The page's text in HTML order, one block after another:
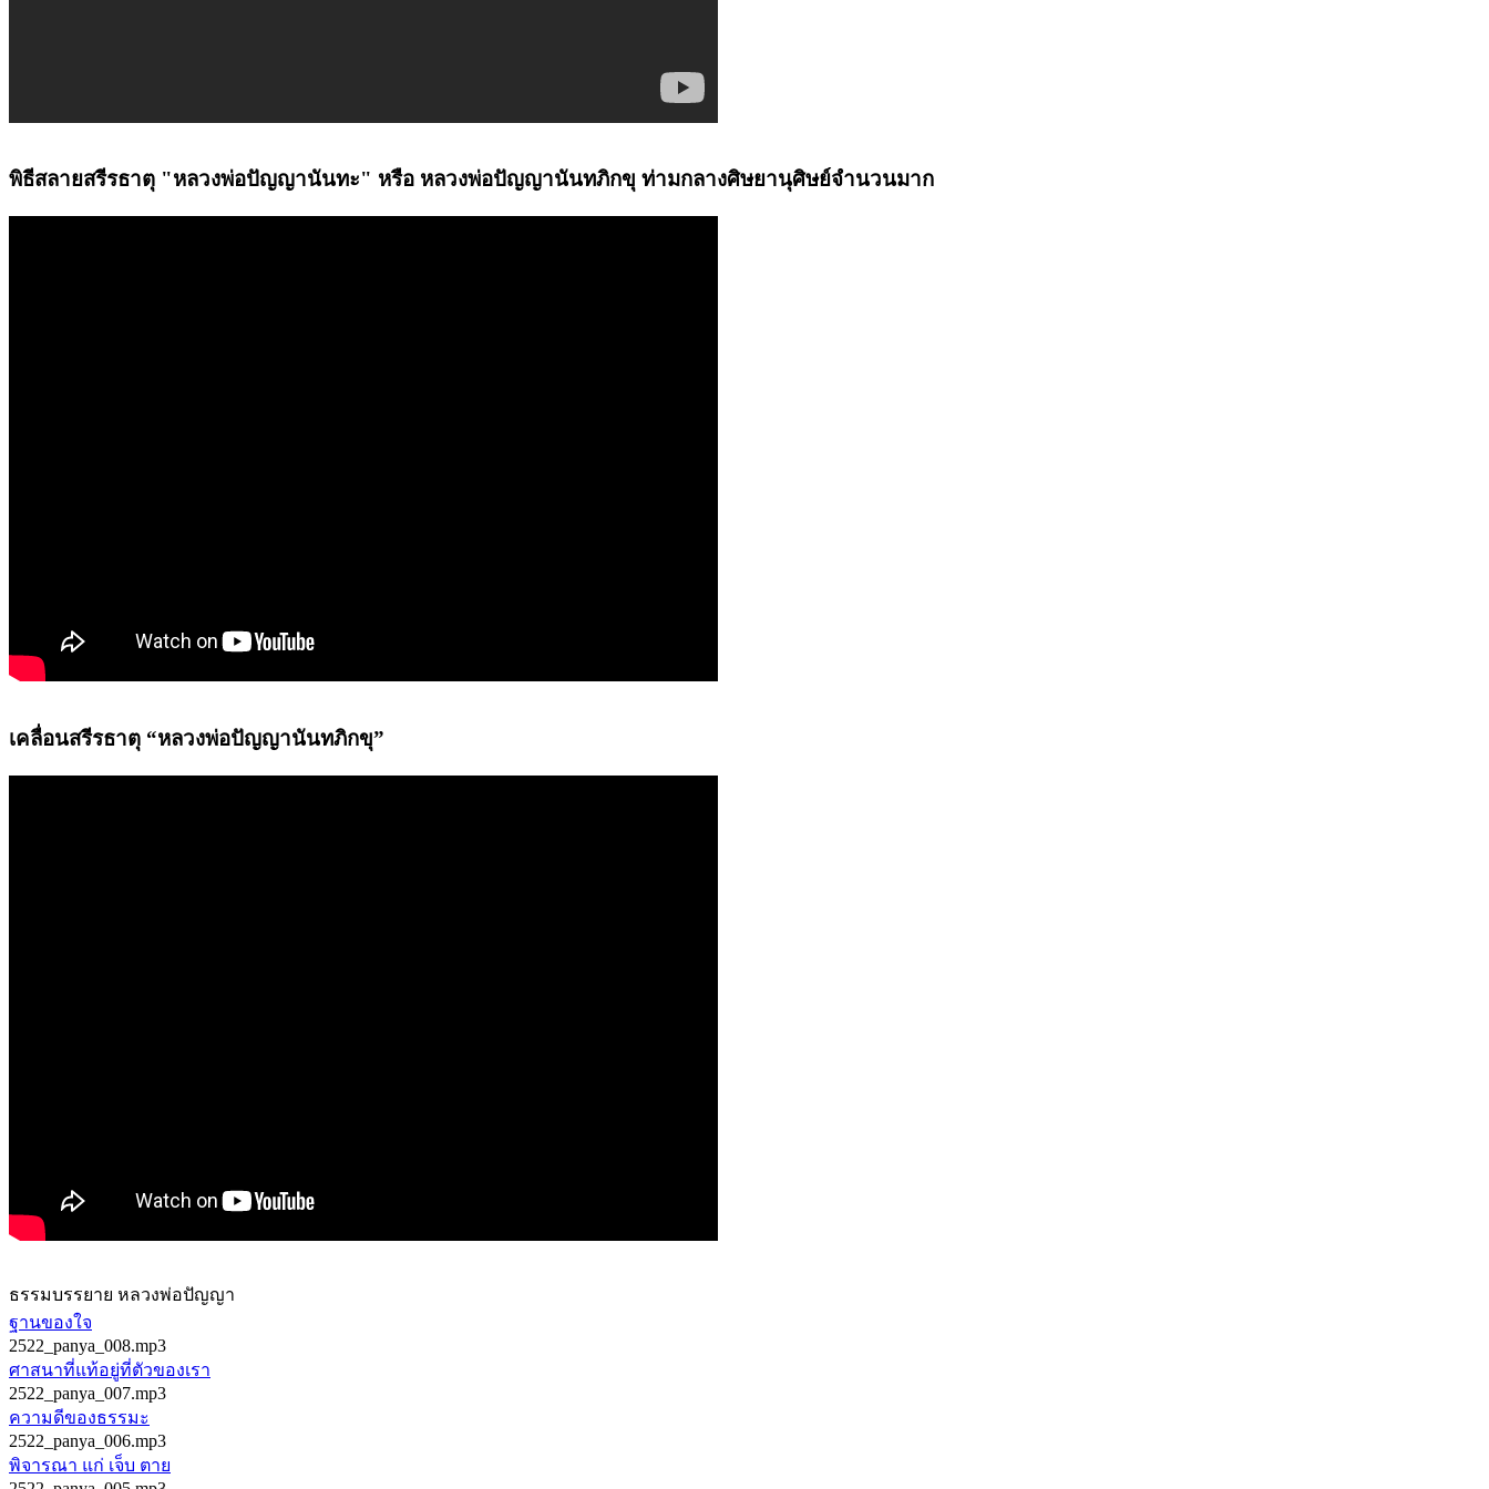
พิธีสลายสรีรธาตุ "หลวงพ่อปัญญานันทะ" หรือ หลวงพ่อปัญญานันทภิกขุ ท่ามกลางศิษยานุศิษย์จำนวนมาก
เคลื่อนสรีรธาตุ “หลวงพ่อปัญญานันทภิกขุ”
ธรรมบรรยาย หลวงพ่อปัญญา
ฐานของใจ
2522_panya_008.mp3
ศาสนาที่แท้อยู่ที่ตัวของเรา
2522_panya_007.mp3
ความดีของธรรมะ
2522_panya_006.mp3
พิจารณา แก่ เจ็บ ตาย